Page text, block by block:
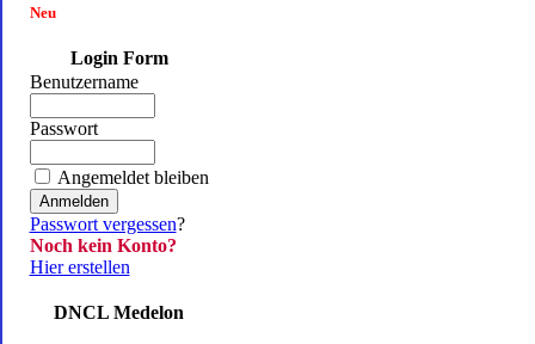
Neu
Login Form
Benutzername
Passwort
Angemeldet bleiben
Passwort vergessen?
Noch kein Konto?
Hier erstellen
DNCL Medelon